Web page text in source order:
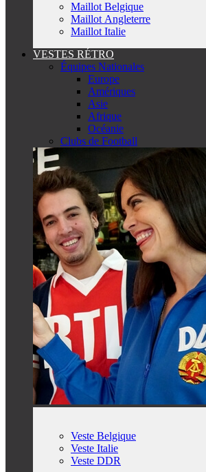
Maillot Belgique
Maillot Angleterre
Maillot Italie
VESTES RÉTRO
Équipes Nationales
Europe
Amériques
Asie
Afrique
Océanie
Clubs de Football
Veste Belgique
Veste Italie
Veste DDR